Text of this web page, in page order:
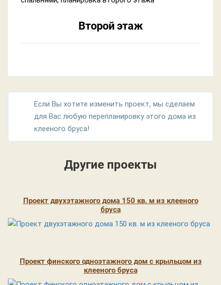
Второй этаж
Если Вы хотите изменить проект, мы сделаем
для Вас любую перепланировку этого дома из
клееного бруса!
Другие проекты
Проект двухэтажного дома 150 кв. м из клееного
бруса
Проект финского одноэтажного дом с крыльцом из
клееного бруса